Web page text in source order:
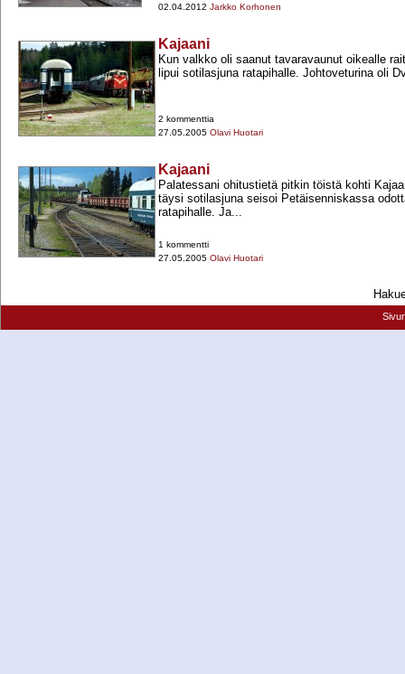
02.04.2012 Jarkko Korhonen
Kajaani
Kun valkko oli saanut tavaravaunut oikealle
lipui sotilasjuna ratapihalle. Johtoveturina oli
2 kommenttia
27.05.2005 Olavi Huotari
Kajaani
Palatessani ohitustietä pitkin töistä kohti
täysi sotilasjuna seisoi Petäisenniskassa
ratapihalle. Ja...
1 kommentti
27.05.2005 Olavi Huotari